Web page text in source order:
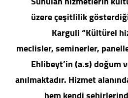
üzere çeşitlilik
Karguli “Kültürel
meclisler, seminerler,
Ehlibeyt’in (a.s) doğum
anılmaktadır. Hizmet